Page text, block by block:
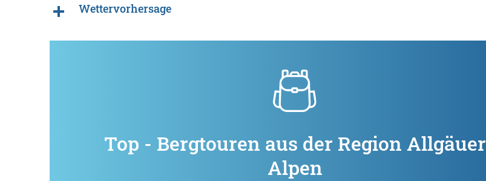
Wettervorhersage
Top - Bergtouren aus der Region Allgäuer
Alpen